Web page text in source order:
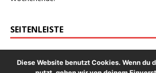
SEITENLEISTE
Dashboard und platziere Widgets in den
Diese Website benutzt Cookies. Wenn du